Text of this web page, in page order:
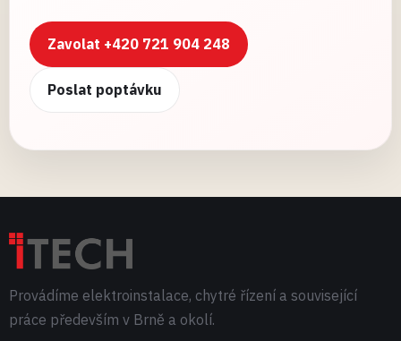
Zavolat +420 721 904 248
Poslat poptávku
Provádíme elektroinstalace, chytré řízení a související
práce především v Brně a okolí.